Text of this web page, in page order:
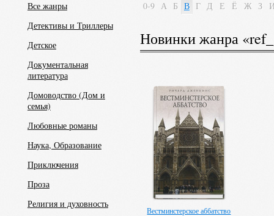
Все жанры
Детективы и Триллеры
Детское
Документальная
литература
Домоводство (Дом и
семья)
Любовные романы
Наука, Образование
Приключения
Проза
Религия и духовность
0-9 А Б В Г Д Е Ё Ж З
Новинки жанра
Вестминстерское аббатство